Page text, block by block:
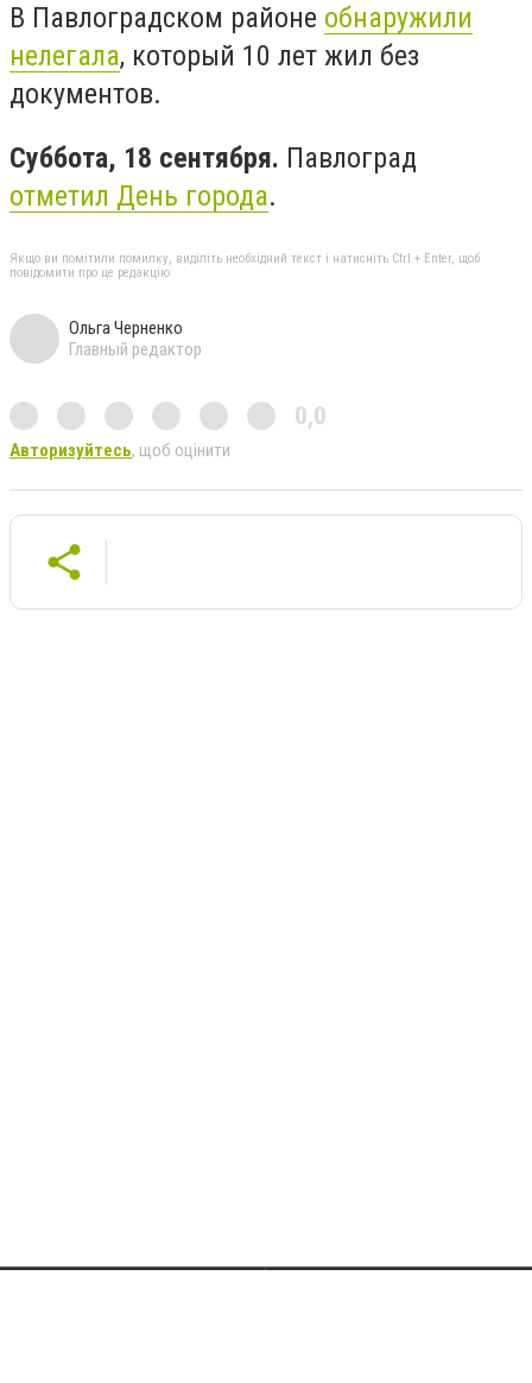
В Павлоградском районе обнаружили
нелегала, который 10 лет жил без
документов.
Суббота, 18 сентября. Павлоград
отметил День города.
Якщо ви помітили помилку, виділіть необхідний текст і натисніть Ctrl + Enter, щоб
повідомити про це редакцію
Ольга Черненко
Главный редактор
0,0
Авторизуйтесь, щоб оцінити